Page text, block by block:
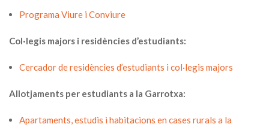
Programa Viure i Conviure
Col·legis majors i residències d’estudiants:
Cercador de residències d’estudiants i col·legis majors
Allotjaments per estudiants a la Garrotxa:
Apartaments, estudis i habitacions en cases rurals a la